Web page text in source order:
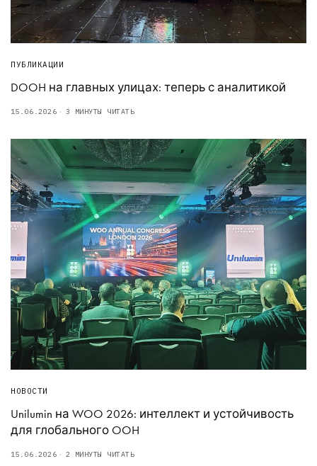
ПУБЛИКАЦИИ
DOOH на главных улицах: теперь с аналитикой
15.06.2026 3 МИНУТЫ ЧИТАТЬ
НОВОСТИ
Unilumin на WOO 2026: интеллект и устойчивость
для глобального OOH
15.06.2026 2 МИНУТЫ ЧИТАТЬ